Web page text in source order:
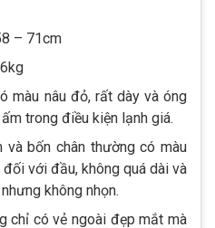
– 71cm
màu nâu đỏ, rất dày và óng
trong điều kiện lạnh giá.
và bốn chân thường có màu
với đầu, không quá dài và
không nhọn.
chỉ có vẻ ngoài đẹp mắt mà